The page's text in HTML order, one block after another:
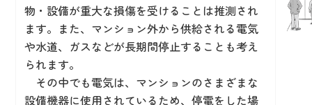
物・設備が重大な損傷を受けることは推測され
ます。また、マンション外から供給される電気
や水道、ガスなどが長期間停止することも考え
られます。
その中でも電気は、マンションのさまざまな
設備機器に使用されているため、停電をした場